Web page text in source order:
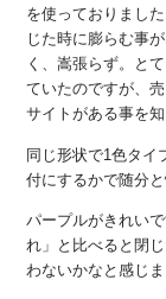
を使っておりまし
じた時に膨らむ事
く、嵩張らず。と
ていたのですが、
サイトがある事を
同じ形状で1色タイ
付にするかで随分
パープルがきれい
れ」と比べると閉
わないかなと感じま